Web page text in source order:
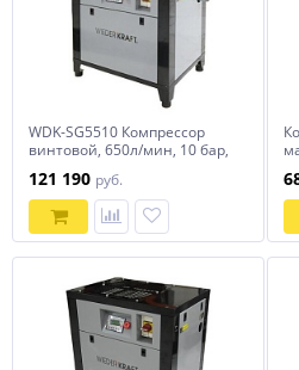
WDK-SG5510 Компрессор
винтовой, 650л/мин, 10 бар,
121 190 руб.